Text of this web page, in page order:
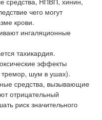
чего могут
крови.
ингаляционные
тахикардия.
эффекты
тремор, шум в ушах).
средства, вызывающие
отрицательный
риск значительного